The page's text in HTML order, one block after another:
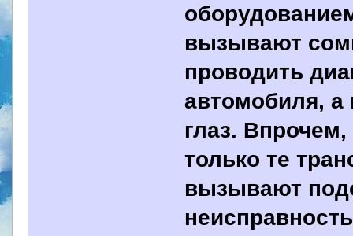
вызывают
проводить
автомобиля, а
глаз.
только те
вызывают